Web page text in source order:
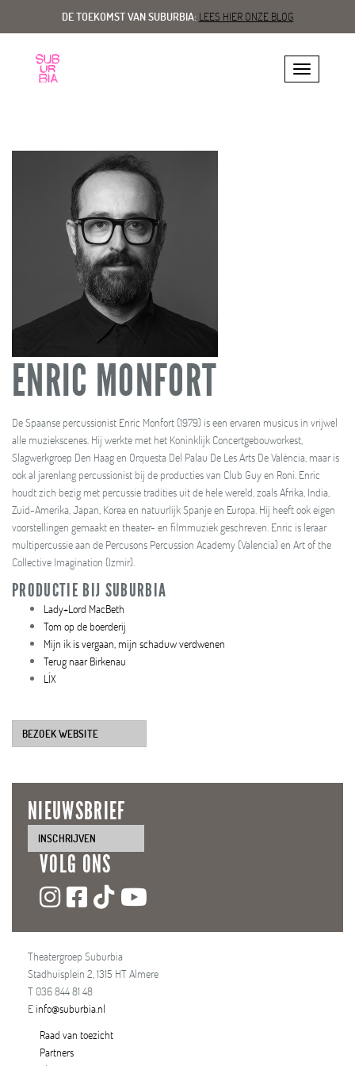
DE TOEKOMST VAN SUBURBIA: LEES HIER ONZE BLOG
Toggle
ENRIC MONFORT
De Spaanse percussionist Enric Monfort (1979) is een ervaren musicus in vrijwel
alle muziekscenes. Hij werkte met het Koninklijk Concertgebouworkest,
Slagwerkgroep Den Haag en Orquesta Del Palau De Les Arts De València, maar is
ook al jarenlang percussionist bij de producties van Club Guy en Roni. Enric
houdt zich bezig met percussie tradities uit de hele wereld, zoals Afrika, India,
Zuid-Amerika, Japan, Korea en natuurlijk Spanje en Europa. Hij heeft ook eigen
voorstellingen gemaakt en theater- en filmmuziek geschreven. Enric is leraar
multipercussie aan de Percusons Percussion Academy (Valencia) en Art of the
Collective Imagination (Izmir).
PRODUCTIE BIJ SUBURBIA
Lady+Lord MacBeth
Tom op de boerderij
Mijn ik is vergaan, mijn schaduw verdwenen
Terug naar Birkenau
LÍX
BEZOEK WEBSITE
NIEUWSBRIEF
INSCHRIJVEN
VOLG ONS
Theatergroep Suburbia
Stadhuisplein 2, 1315 HT Almere
T 036 844 81 48
Einfo@suburbia.nl
Raad van toezicht
Partners